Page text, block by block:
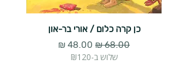
כן קרה כלום / אורי בר-און
מחיר רגיל מחיר מבצע
שלוש ב-₪120